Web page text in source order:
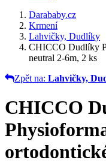
Darababy.cz
Krmení
Lahvičky, Dudlíky
CHICCO Dudlíky
neutral 2-6m, 2 ks
Zpět na: Lahvičky,
CHICCO